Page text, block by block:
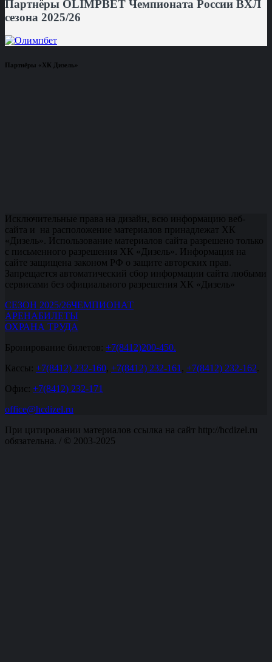
Партнёры OLIMPBET Чемпионата России ВХЛ
сезона 2025/26
Партнёры «ХК Дизель»
Исключительные права на дизайн, всю информацию веб-
сайта и на расположение материалов принадлежат ХК
«Дизель». Использование материалов сайта разрешено только
с письменного разрешения ХК «Дизель». Информация на
сайте защищена законом РФ о защите авторских прав.
Запрещается автоматический сбор информации сайта любыми
сервисами без официального разрешения ХК «Дизель»
СЕЗОН 2025/26ЧЕМПИОНАТ
АРЕНАБИЛЕТЫ
ОХРАНА ТРУДА
Бронирование билетов: +7(8412)200-450.
Кассы: +7(8412) 232-160, +7(8412) 232-161 , +7(8412) 232-162
Офис: +7(8412) 232-171
office@hcdizel.ru
При цитировании материалов ссылка на сайт http://hcdizel.ru
обязательна. / © 2003-2025